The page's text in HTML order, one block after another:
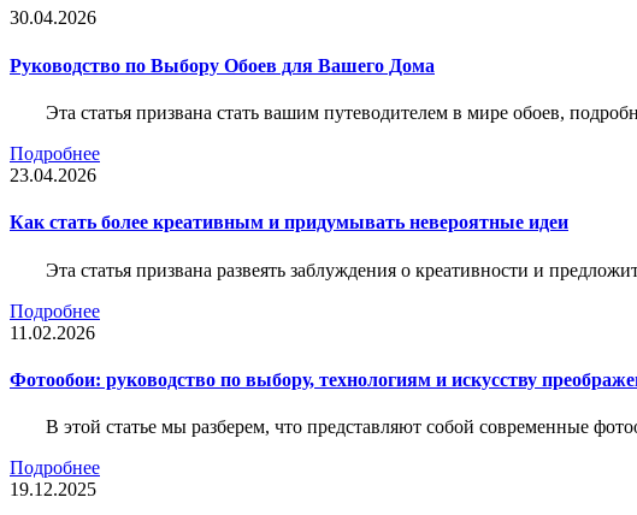
30.04.2026
Руководство по Выбору Обоев для Вашего Дома
Эта статья призвана стать вашим путеводителем в мире обоев,
Подробнее
23.04.2026
Как стать более креативным и придумывать невероятные идеи
Эта статья призвана развеять заблуждения о креативности и
Подробнее
11.02.2026
Фотообои: руководство по выбору, технологиям и искусству
В этой статье мы разберем, что представляют собой современные
Подробнее
19.12.2025